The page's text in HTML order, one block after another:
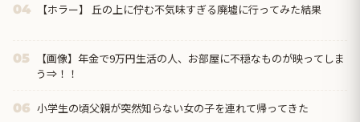
04 【ホラー】 丘の上に佇む不気味すぎる廃墟に行ってみた結果
05
【画像】年金で9万円生活の人、お部屋に不穏なものが映ってしま
う⇒！！
06 小学生の頃父親が突然知らない女の子を連れて帰ってきた